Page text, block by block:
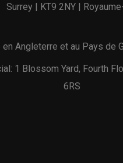
Surrey | KT9 2NY |
en Angleterre et au Pays de
1 Blossom Yard, Fourth
6RS